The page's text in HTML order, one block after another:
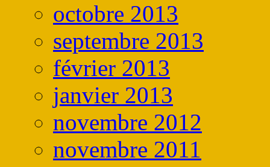
octobre 2013
septembre 2013
février 2013
janvier 2013
novembre 2012
novembre 2011